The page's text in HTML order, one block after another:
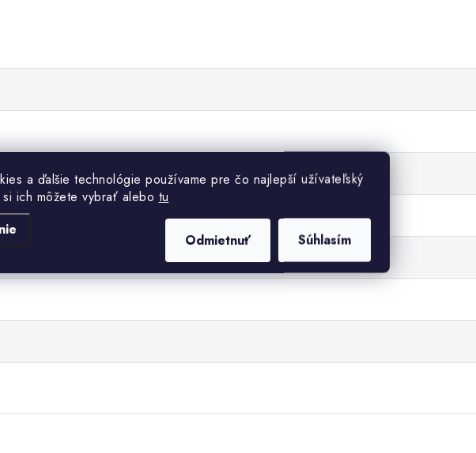
a ďalšie technológie používame pre čo najlepší užívateľský
ich môžete vybrať alebo tu
Odmietnuť Súhlasím